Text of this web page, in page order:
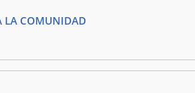
LA COMUNIDAD